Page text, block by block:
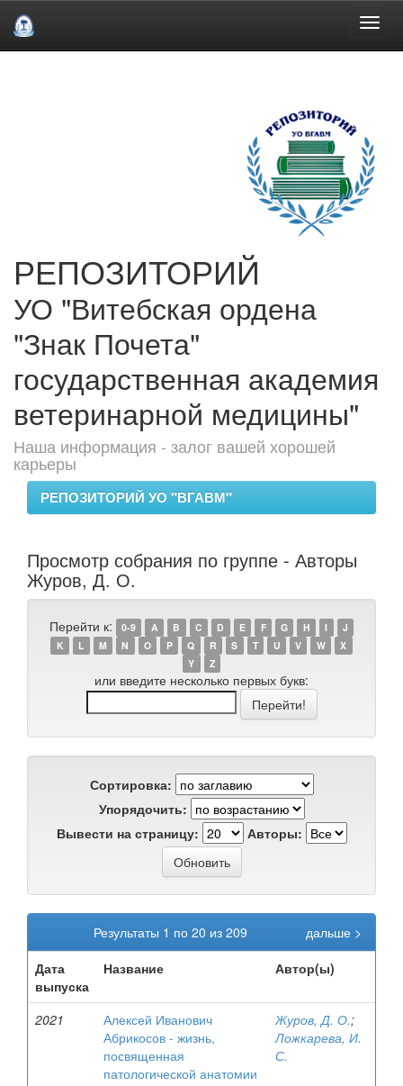
РЕПОЗИТОРИЙ
УО "Витебская ордена
"Знак Почета"
государственная академия
ветеринарной медицины"
Наша информация - залог вашей хорошей
карьеры
РЕПОЗИТОРИЙ УО "ВГАВМ"
Просмотр собрания по группе - Авторы
Журов, Д. О.
Перейти к: 0-9 A B C D E F G H I
J
K
L M N O P Q R S T U V W
X
Y
Z
или введите несколько первых букв:
Сортировка:
Упорядочить:
Вывести на страницу:
Авторы:
Результаты 1 по 20 из 209
дальше >
Дата
выпуска
Название Автор(ы)
2021
Алексей Иванович
Абрикосов - жизнь,
посвященная
патологической анатомии
Журов, Д. О.;
Ложкарева, И.
С.